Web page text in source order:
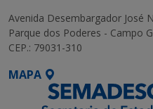
Avenida Desembargador José
Parque dos Poderes - Campo
CEP.: 79031-310
MAPA